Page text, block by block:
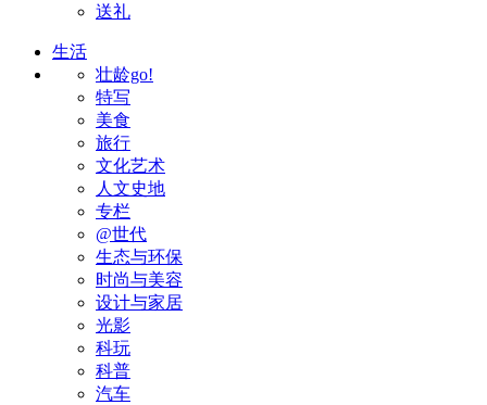
送礼
生活
壮龄go!
特写
美食
旅行
文化艺术
人文史地
专栏
@世代
生态与环保
时尚与美容
设计与家居
光影
科玩
科普
汽车